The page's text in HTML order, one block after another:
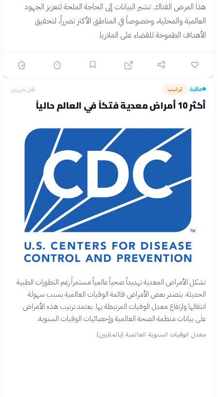
هذا المرض الفتاك. تشير البيانات إلى الحاجة الملحة لتعزيز الجهود
العالمية والمحلية، وخصوصاً في المناطق الأكثر تضرراً، لتحقيق
الأهداف الطموحة للقضاء على الملاريا.
عافية› ترتيب قبل شهرين
أكثر 10 أمراض معدية فتكاً في العالم حالياً
تشكل الأمراض المعدية تهديداً صحياً عالمياً مستمراً رغم التطورات الطبية
الحديثة. يتصدر بعض الأمراض قائمة الوفيات العالمية بسبب سهولة
انتقالها وارتفاع معدل الوفيات المرتبطة بها. يعتمد ترتيب هذه الأمراض
على بيانات منظمة الصحة العالمية وإحصائيات الوفيات السنوية.
معدل الوفيات السنوية العالمية (بالملايين)